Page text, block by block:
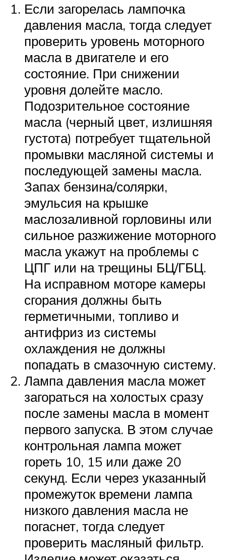
Если загорелась лампочка
давления масла, тогда следует
проверить уровень моторного
масла в двигателе и его
состояние. При снижении
уровня долейте масло.
Подозрительное состояние
масла (черный цвет, излишняя
густота) потребует тщательной
промывки масляной системы и
последующей замены масла.
Запах бензина/солярки,
эмульсия на крышке
маслозаливной горловины или
сильное разжижение моторного
масла укажут на проблемы с
ЦПГ или на трещины БЦ/ГБЦ.
На исправном моторе камеры
сгорания должны быть
герметичными, топливо и
антифриз из системы
охлаждения не должны
попадать в смазочную систему.
Лампа давления масла может
загораться на холостых сразу
после замены масла в момент
первого запуска. В этом случае
контрольная лампа может
гореть 10, 15 или даже 20
секунд. Если через указанный
промежуток времени лампа
низкого давления масла не
погаснет, тогда следует
проверить масляный фильтр.